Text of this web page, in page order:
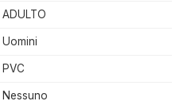
ADULTO
Uomini
PVC
Nessuno